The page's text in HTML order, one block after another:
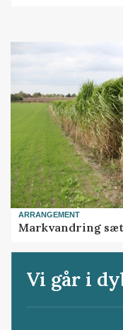
ARRANGEMENT
Markvandring
Vi går i